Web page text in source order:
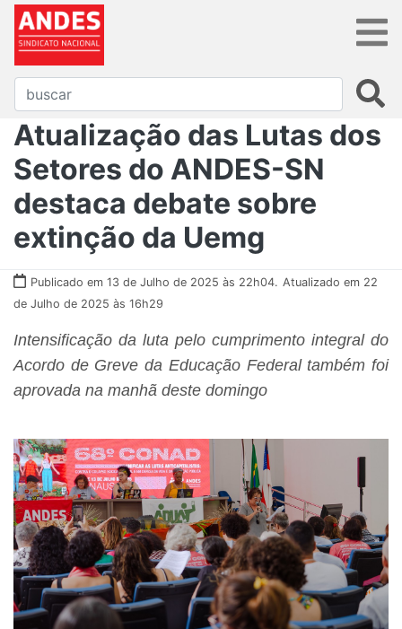
Atualização das Lutas dos
Setores do ANDES-SN
destaca debate sobre
extinção da Uemg
Publicado em 13 de Julho de 2025 às 22h04. Atualizado em 22
de Julho de 2025 às 16h29
Intensificação da luta pelo cumprimento integral do
Acordo de Greve da Educação Federal também foi
aprovada na manhã deste domingo